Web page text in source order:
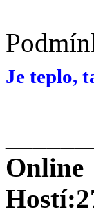
Je teplo,
Online